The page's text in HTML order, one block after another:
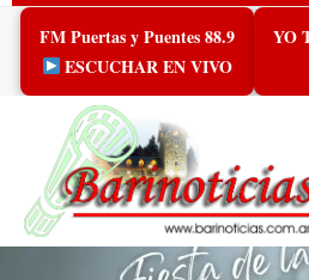
Skip
content
FM Puertas y Puentes 88.9
ESCUCHAR EN VIVO
YO